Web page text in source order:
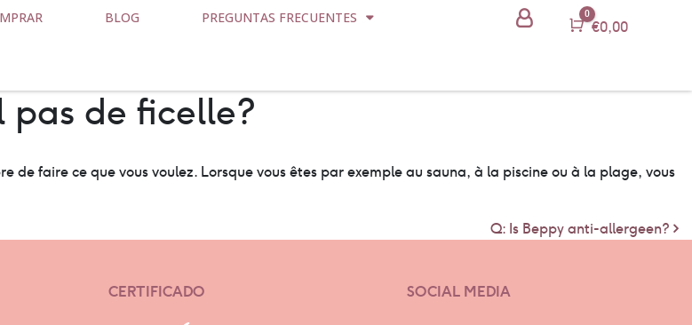
BLOG PREGUNTAS FRECUENTES
Carro
0
€0,00
de ficelle?
de faire ce que vous voulez. Lorsque vous êtes par exemple au sauna, à la piscine ou à la plage, vous
Q: Is Beppy anti-allergeen?
CERTIFICADO SOCIAL MEDIA